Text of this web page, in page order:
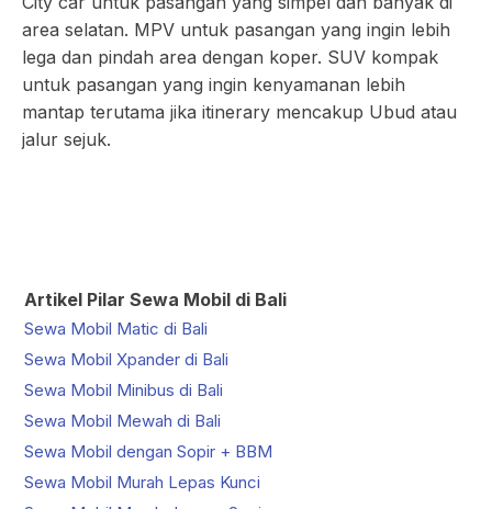
area selatan. MPV untuk pasangan yang ingin lebih
lega dan pindah area dengan koper. SUV kompak
untuk pasangan yang ingin kenyamanan lebih
mantap terutama jika itinerary mencakup Ubud atau
jalur sejuk.
Artikel Pilar Sewa Mobil di Bali
Sewa Mobil Matic di Bali
Sewa Mobil Xpander di Bali
Sewa Mobil Minibus di Bali
Sewa Mobil Mewah di Bali
Sewa Mobil dengan Sopir + BBM
Sewa Mobil Murah Lepas Kunci